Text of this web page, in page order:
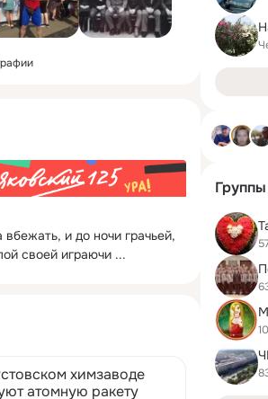
и до ночи грачьей,
своей играючи ...
химзаводе
атомную ракету
Группы